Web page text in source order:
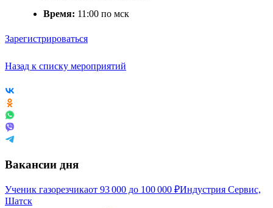
Время: 11:00 по мск
Зарегистрироваться
Назад к списку мероприятий
Вакансии дня
Ученик газорезчикаот 93 000 до 100 000 ₽Индустрия Сервис,
Шатск